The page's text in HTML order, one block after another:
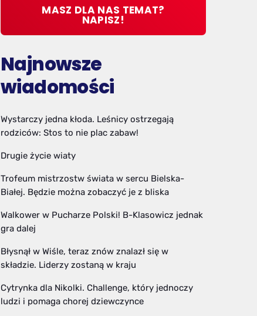
MASZ DLA NAS TEMAT?
NAPISZ!
Najnowsze
wiadomości
Wystarczy jedna kłoda. Leśnicy ostrzegają
rodziców: Stos to nie plac zabaw!
Drugie życie wiaty
Trofeum mistrzostw świata w sercu Bielska-
Białej. Będzie można zobaczyć je z bliska
Walkower w Pucharze Polski! B-Klasowicz jednak
gra dalej
Błysnął w Wiśle, teraz znów znalazł się w
składzie. Liderzy zostaną w kraju
Cytrynka dla Nikolki. Challenge, który jednoczy
ludzi i pomaga chorej dziewczynce